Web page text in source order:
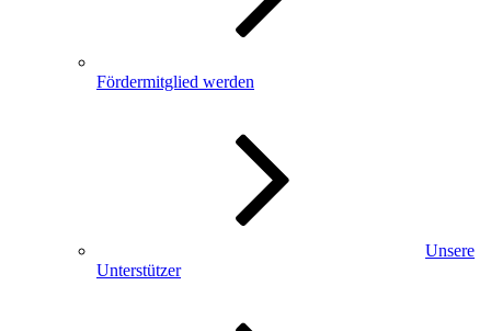
Fördermitglied werden
Unsere
Unterstützer